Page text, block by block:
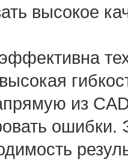
высокое
из
ошибки.